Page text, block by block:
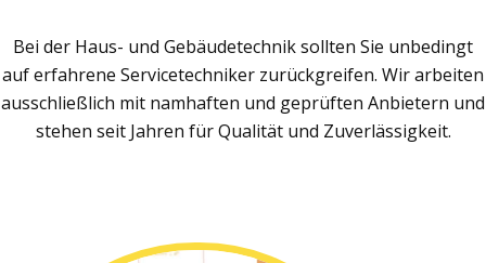
Bei der Haus- und Gebäudetechnik sollten Sie unbedingt
auf erfahrene Servicetechniker zurückgreifen. Wir arbeiten
ausschließlich mit namhaften und geprüften Anbietern und
stehen seit Jahren für Qualität und Zuverlässigkeit.